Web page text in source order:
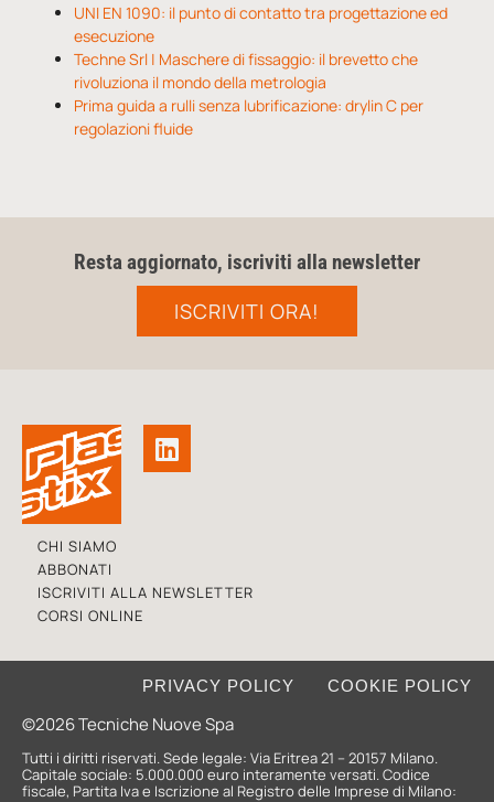
UNI EN 1090: il punto di contatto tra progettazione ed
esecuzione
Techne Srl | Maschere di fissaggio: il brevetto che
rivoluziona il mondo della metrologia
Prima guida a rulli senza lubrificazione: drylin C per
regolazioni fluide
Resta aggiornato, iscriviti alla newsletter
ISCRIVITI ORA!
CHI SIAMO
ABBONATI
ISCRIVITI ALLA NEWSLETTER
CORSI ONLINE
©2026 Tecniche Nuove Spa
PRIVACY POLICY COOKIE POLICY
Tutti i diritti riservati. Sede legale: Via Eritrea 21 – 20157 Milano.
Capitale sociale: 5.000.000 euro interamente versati. Codice
fiscale, Partita Iva e Iscrizione al Registro delle Imprese di Milano: